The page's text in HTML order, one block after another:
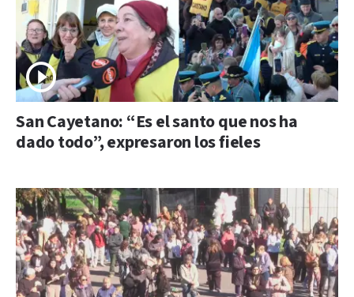
San Cayetano: “Es el santo que nos ha
dado todo”, expresaron los fieles